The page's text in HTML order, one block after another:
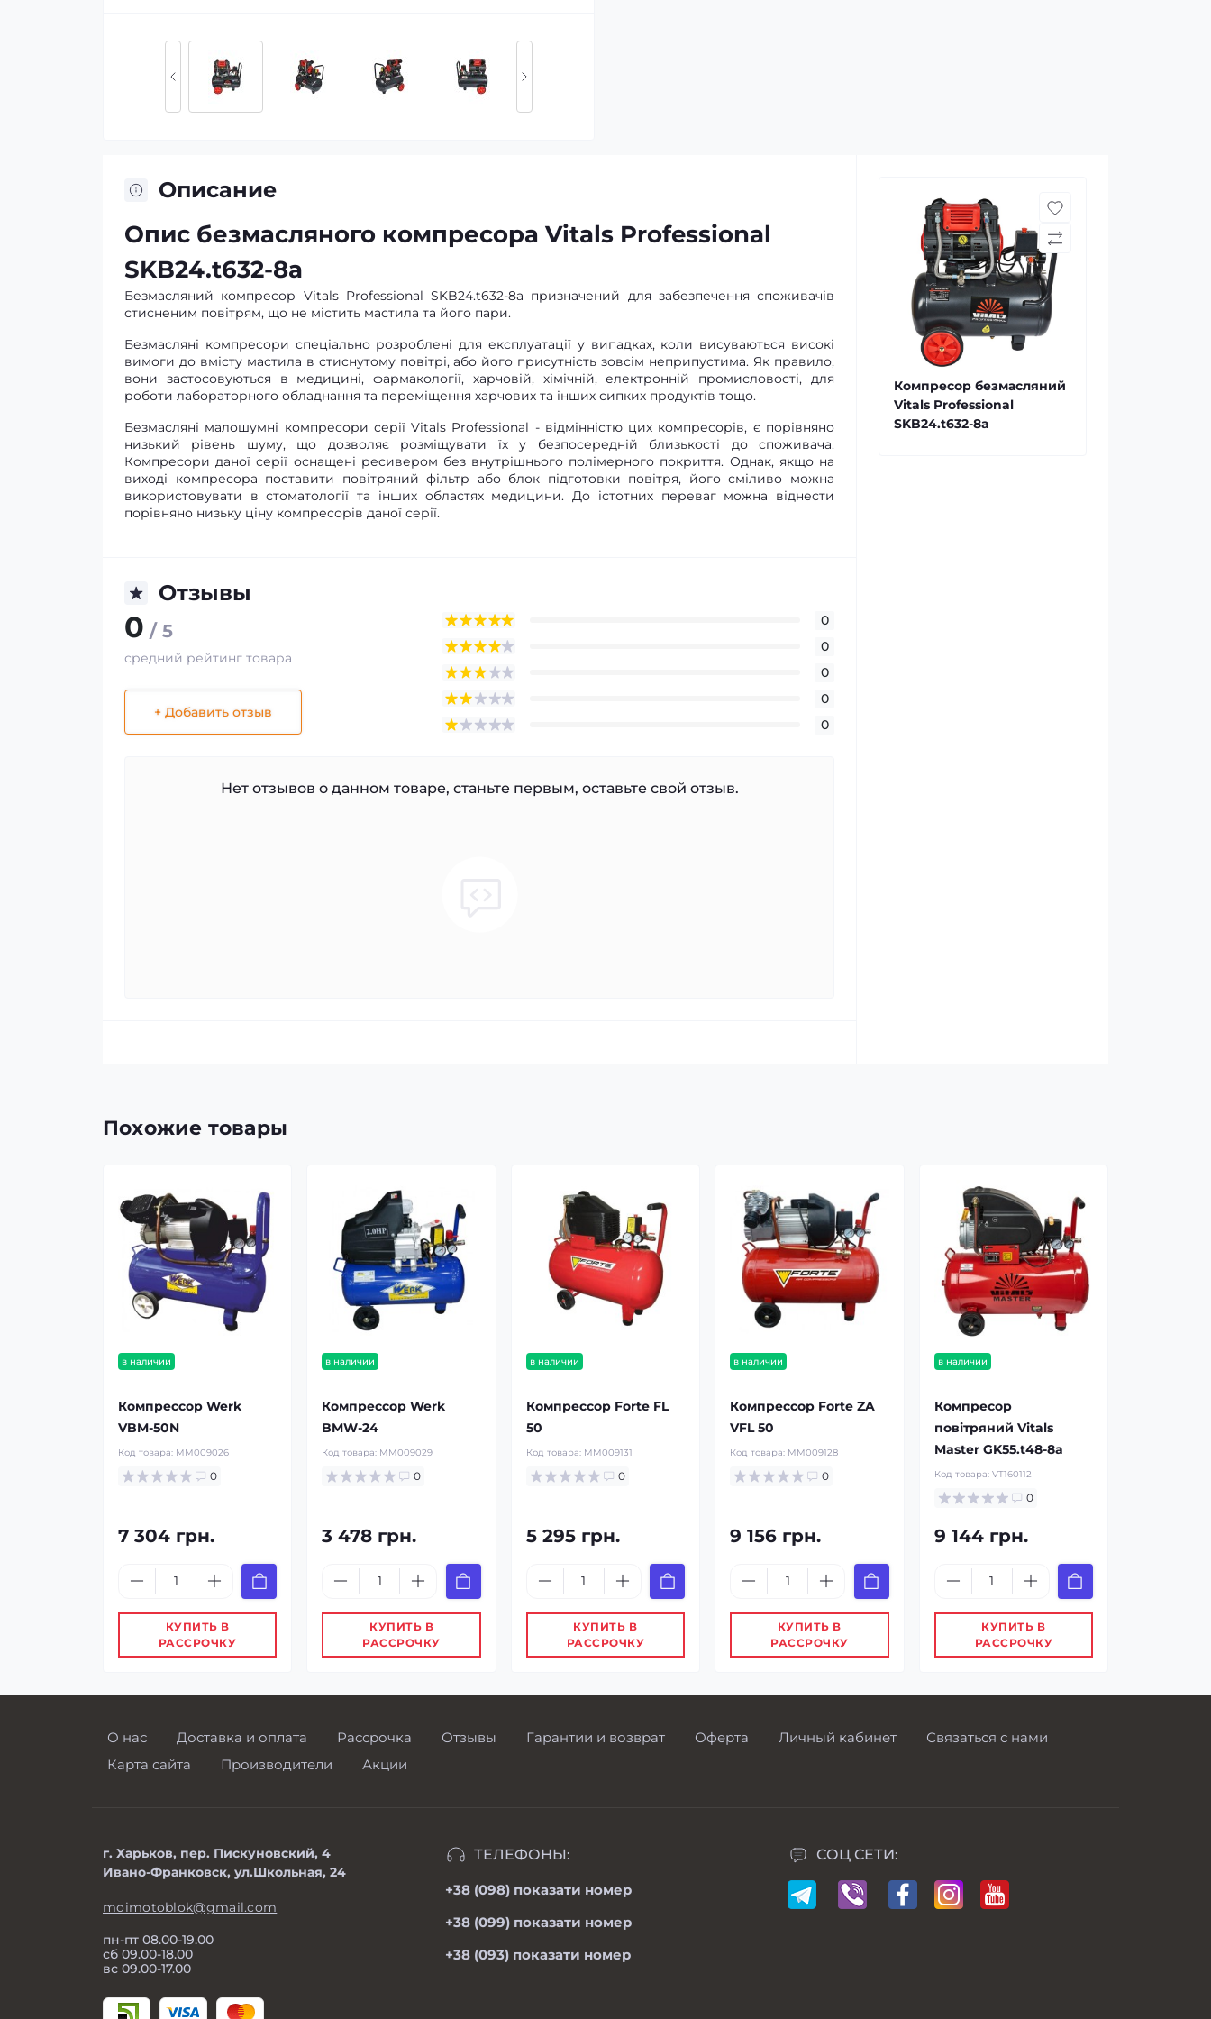
Описание
Опис безмасляного компресора Vitals Professional
SKB24.t632-8a
Безмасляний компресор Vitals Professional SKB24.t632-8a призначений для забезпечення споживачів
стисненим повітрям, що не містить мастила та його пари.
Безмасляні компресори спеціально розроблені для експлуатації у випадках, коли висуваються високі
вимоги до вмісту мастила в стиснутому повітрі, або його присутність зовсім неприпустима. Як правило,
вони застосовуються в медицині, фармакології, харчовій, хімічній, електронній промисловості, для
роботи лабораторного обладнання та переміщення харчових та інших сипких продуктів тощо.
Безмасляні малошумні компресори серії Vitals Professional - відмінністю цих компресорів, є порівняно
низький рівень шуму, що дозволяє розміщувати їх у безпосередній близькості до споживача.
Компресори даної серії оснащені ресивером без внутрішнього полімерного покриття. Однак, якщо на
виході компресора поставити повітряний фільтр або блок підготовки повітря, його сміливо можна
використовувати в стоматології та інших областях медицини. До істотних переваг можна віднести
порівняно низьку ціну компресорів даної серії.
Отзывы
0 / 5
средний рейтинг товара
+ Добавить отзыв
0
0
0
0
0
Нет отзывов о данном товаре, станьте первым, оставьте свой отзыв.
Компресор безмасляний
Vitals Professional
SKB24.t632-8a
Похожие товары
в наличии
Компрессор Werk
VBM-50N
Код товара: MM009026
0
7 304 грн.
КУПИТЬ В
РАССРОЧКУ
в наличии
Компрессор Werk
BMW-24
Код товара: MM009029
0
3 478 грн.
КУПИТЬ В
РАССРОЧКУ
в наличии
Компрессор Forte FL
50
Код товара: MM009131
0
5 295 грн.
КУПИТЬ В
РАССРОЧКУ
в наличии
Компрессор Forte ZA
VFL 50
Код товара: MM009128
0
9 156 грн.
КУПИТЬ В
РАССРОЧКУ
в наличии
Компресор
повітряний Vitals
Master GK55.t48-8a
Код товара: VT160112
0
9 144 грн.
КУПИТЬ В
РАССРОЧКУ
О нас Доставка и оплата Рассрочка Отзывы Гарантии и возврат Оферта Личный кабинет
Связаться с нами
Карта сайта
Производители Акции
г. Харьков, пер. Пискуновский, 4
Ивано-Франковск, ул.Школьная, 24
moimotoblok@gmail.com
пн-пт 08.00-19.00
сб 09.00-18.00
вс 09.00-17.00
ТЕЛЕФОНЫ:
+38 (098) показати номер
+38 (099) показати номер
+38 (093) показати номер
СОЦ СЕТИ: